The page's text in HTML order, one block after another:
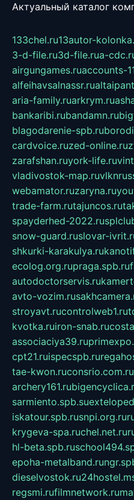
Актуальный каталог
133chel.ru13autor-
3-d-file.ru3d-file.rua-
airgungames.ruaccounts-
alfeihavsalnassr.ru
aria-family.ruarkrym.ru
bankaribi.rubandamn.ru
blagodarenie-spb.ru
cardvoice.ruzed-online.ru
zarafshan.ruyork-life.ru
vladivostok-map.ru
webamator.ruzaryna.ru
trade-farm.rutajuncos.ru
spayderhed-2022.ru
snow-guard.ruslovar-
shkurki-karakulya.ru
ecolog.org.rupraga.spb.ru
autodoctorservis.ru
avto-vozim.ru
stroyavt.rucontrolweb1.ru
kvotka.ruiron-snab.ru
associaciya39.ru
cpt21.ruispecspb.ru
tae-kwon.ruconsrio.com.ru
archery161.ru
sarmiento.spb.su
iskatour.spb.rusnpi.org.ru
krygeva-spa.ruchel.net.ru
hl-beta.spb.ru
epoha-metalband.ru
dieselvostok.ru
regsmi.rufilmnetwork.ru